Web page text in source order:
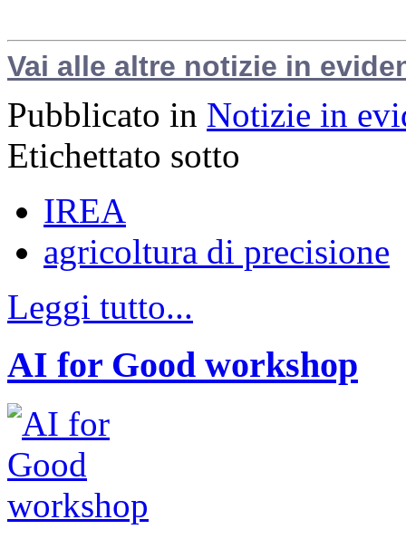
Vai alle altre notizie in
Pubblicato in Notizie in
Etichettato sotto
IREA
agricoltura di precisione
Leggi tutto...
AI for Good workshop